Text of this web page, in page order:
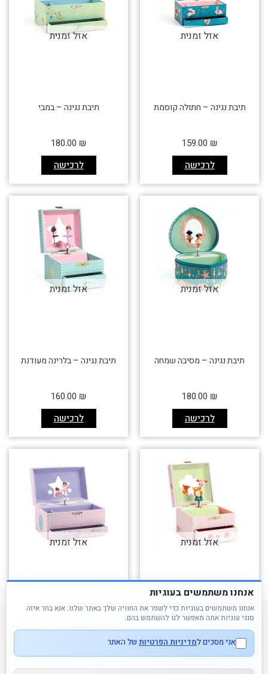
אזל זמנית
תיבת נגינה – חתולה קוסמת
לרכישה
159.00 ₪
אזל זמנית
תיבת נגינה – במבי
לרכישה
180.00 ₪
אזל זמנית
תיבת נגינה – מסיבה שמחה
לרכישה
180.00 ₪
אזל זמנית
תיבת נגינה – בלרינה מעודנת
לרכישה
160.00 ₪
אזל זמנית
תיבת נגינה – עופרה
160.00
אזל זמנית
תיבת נגינה – בלרינה
אנחנו משתמשים בעוגיות
אנחנו משתמשים בעוגיות כדי לשפר את החוויה שלך באתר שלנו. אנא בחר איזה
סוגי עוגיות אתה מאפשר לנו להשתמש בהם.
אני מסכים למדיניות הפרטיות של האתר